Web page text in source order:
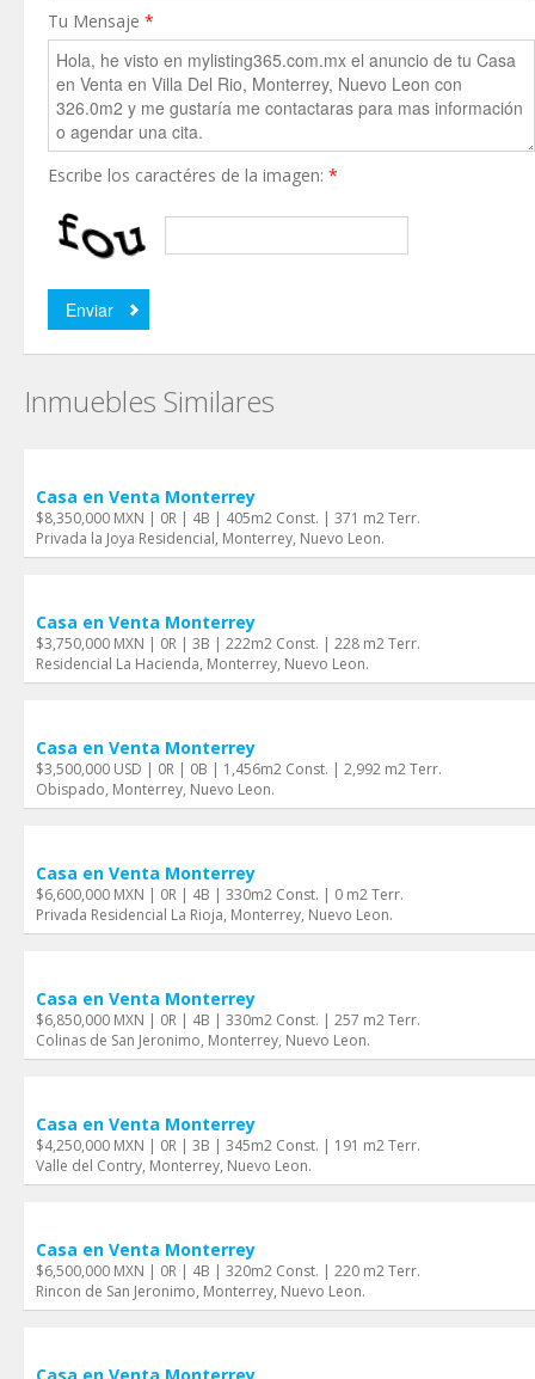
Tu Mensaje *
Escribe los caractéres de la imagen: *
Inmuebles Similares
Casa en Venta Monterrey
$8,350,000 MXN | 0R | 4B | 405m2 Const. | 371 m2 Terr.
Privada la Joya Residencial, Monterrey, Nuevo Leon.
Casa en Venta Monterrey
$3,750,000 MXN | 0R | 3B | 222m2 Const. | 228 m2 Terr.
Residencial La Hacienda, Monterrey, Nuevo Leon.
Casa en Venta Monterrey
$3,500,000 USD | 0R | 0B | 1,456m2 Const. | 2,992 m2 Terr.
Obispado, Monterrey, Nuevo Leon.
Casa en Venta Monterrey
$6,600,000 MXN | 0R | 4B | 330m2 Const. | 0 m2 Terr.
Privada Residencial La Rioja, Monterrey, Nuevo Leon.
Casa en Venta Monterrey
$6,850,000 MXN | 0R | 4B | 330m2 Const. | 257 m2 Terr.
Colinas de San Jeronimo, Monterrey, Nuevo Leon.
Casa en Venta Monterrey
$4,250,000 MXN | 0R | 3B | 345m2 Const. | 191 m2 Terr.
Valle del Contry, Monterrey, Nuevo Leon.
Casa en Venta Monterrey
$6,500,000 MXN | 0R | 4B | 320m2 Const. | 220 m2 Terr.
Rincon de San Jeronimo, Monterrey, Nuevo Leon.